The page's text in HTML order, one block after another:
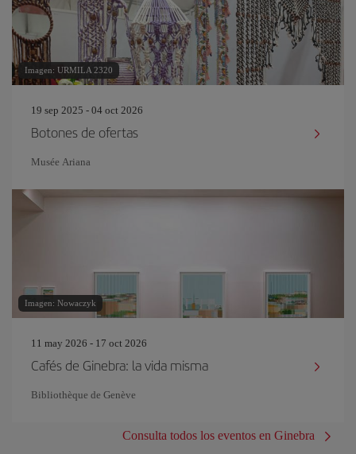
Imagen: URMILA 2320
19 sep 2025 - 04 oct 2026
Botones de ofertas
Musée Ariana
Imagen: Nowaczyk
11 may 2026 - 17 oct 2026
Cafés de Ginebra: la vida misma
Bibliothèque de Genève
Consulta todos los eventos en Ginebra